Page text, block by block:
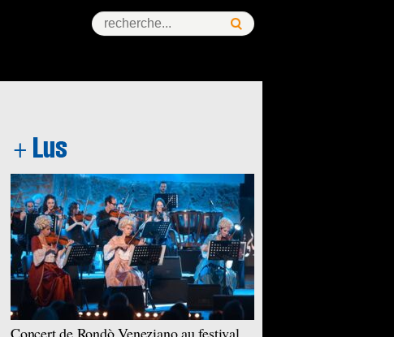
Concert de Rondò Veneziano au festival